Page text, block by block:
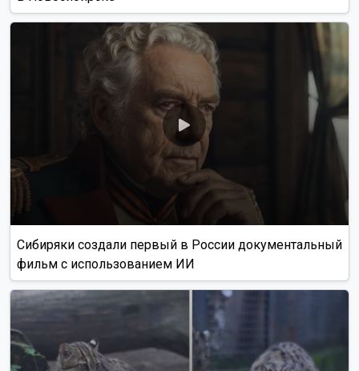
Сибиряки создали первый в России документальный
фильм с использованием ИИ